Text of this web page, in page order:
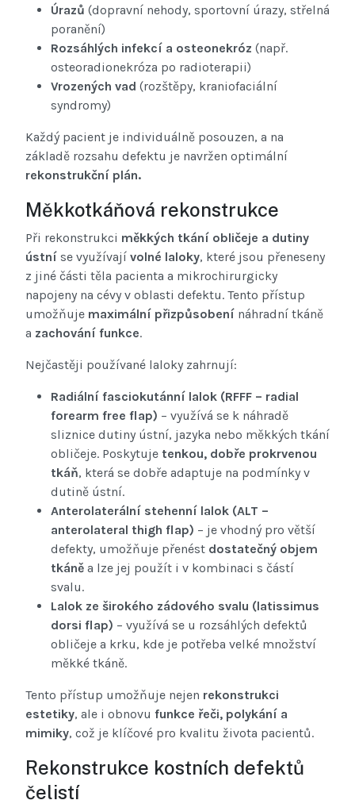
Úrazů (dopravní nehody, sportovní úrazy, střelná
poranění)
Rozsáhlých infekcí a osteonekróz (např.
osteoradionekróza po radioterapii)
Vrozených vad (rozštěpy, kraniofaciální
syndromy)
Každý pacient je individuálně posouzen, a na
základě rozsahu defektu je navržen optimální
rekonstrukční plán.
Měkkotkáňová rekonstrukce
Při rekonstrukci měkkých tkání obličeje a dutiny
ústní se využívají volné laloky, které jsou přeneseny
z jiné části těla pacienta a mikrochirurgicky
napojeny na cévy v oblasti defektu. Tento přístup
umožňuje maximální přizpůsobení náhradní tkáně
a zachování funkce.
Nejčastěji používané laloky zahrnují:
Radiální fasciokutánní lalok (RFFF – radial
forearm free flap) – využívá se k náhradě
sliznice dutiny ústní, jazyka nebo měkkých tkání
obličeje. Poskytuje tenkou, dobře prokrvenou
tkáň, která se dobře adaptuje na podmínky v
dutině ústní.
Anterolaterální stehenní lalok (ALT –
anterolateral thigh flap) – je vhodný pro větší
defekty, umožňuje přenést dostatečný objem
tkáně a lze jej použít i v kombinaci s částí
svalu.
Lalok ze širokého zádového svalu (latissimus
dorsi flap) – využívá se u rozsáhlých defektů
obličeje a krku, kde je potřeba velké množství
měkké tkáně.
Tento přístup umožňuje nejen rekonstrukci
estetiky, ale i obnovu funkce řeči, polykání a
mimiky, což je klíčové pro kvalitu života pacientů.
Rekonstrukce kostních defektů
čelistí